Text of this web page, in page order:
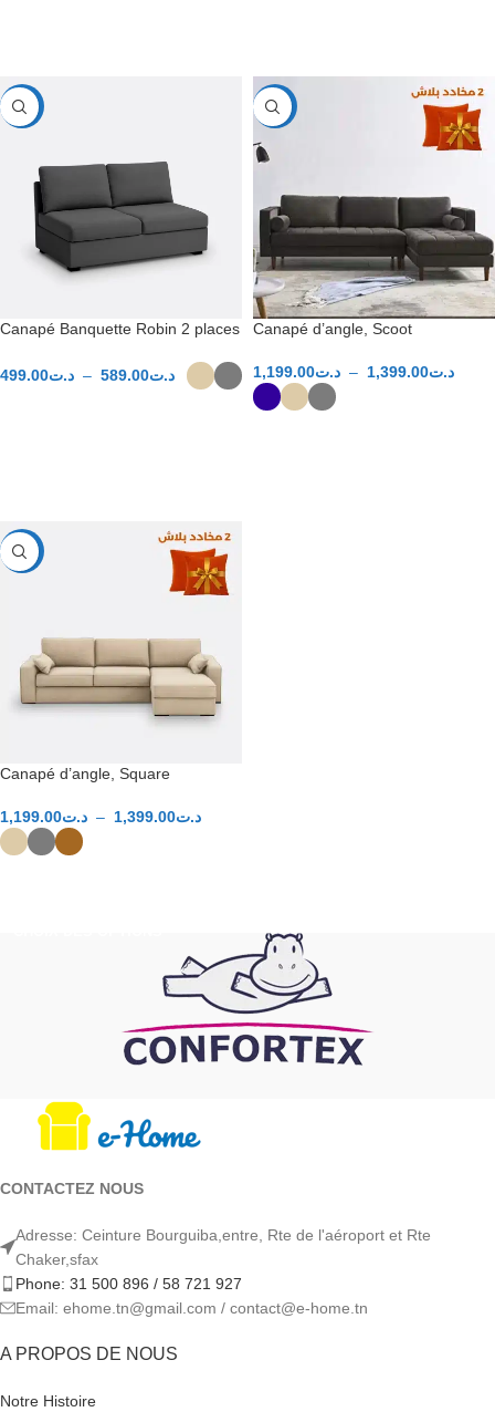
-31%
Canapé Banquette Robin 2 places
د.ت499.00 – د.ت589.00
-40%
Canapé d’angle, Scoot
د.ت1,199.00 – د.ت1,399.00
-40%
Canapé d’angle, Square
د.ت1,199.00 – د.ت1,399.00
CONTACTEZ NOUS
Adresse: Ceinture Bourguiba,entre, Rte de l'aéroport et Rte
Chaker,sfax
Phone: 31 500 896 / 58 721 927
Email: ehome.tn@gmail.com / contact@e-home.tn
A PROPOS DE NOUS
Notre Histoire